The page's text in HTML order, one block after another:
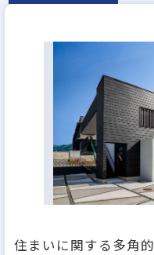
月平均残業20時間以内
住まいに関する多角